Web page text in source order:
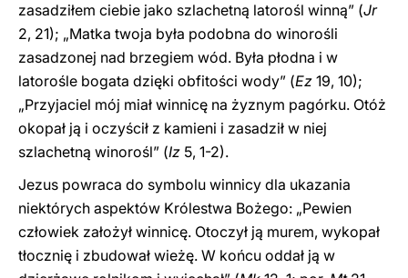
zasadziłem ciebie jako szlachetną latorośl winną” (Jr
2, 21); „Matka twoja była podobna do winorośli
zasadzonej nad brzegiem wód. Była płodna i w
latorośle bogata dzięki obfitości wody” (Ez 19, 10);
„Przyjaciel mój miał winnicę na żyznym pagórku. Otóż
okopał ją i oczyścił z kamieni i zasadził w niej
szlachetną winorośl” (Iz 5, 1-2).
Jezus powraca do symbolu winnicy dla ukazania
niektórych aspektów Królestwa Bożego: „Pewien
człowiek założył winnicę. Otoczył ją murem, wykopał
tłocznię i zbudował wieżę. W końcu oddał ją w